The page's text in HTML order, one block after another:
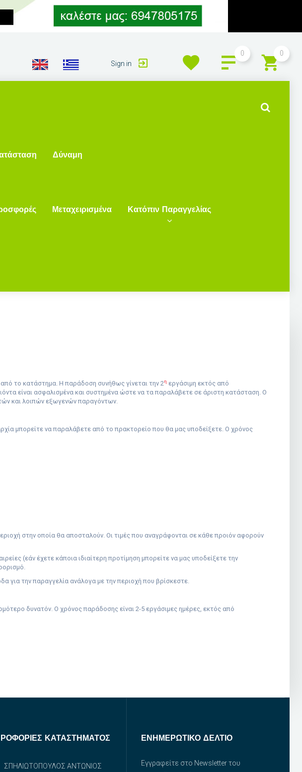
0
0
Sign in
Δύναμη
Μεταχειρισμένα Κατόπιν Παραγγελίας
από το κατάστημα. Η παράδοση συνήθως γίνεται την 2η εργάσιμη εκτός από
είναι ασφαλισμένα και συστημένα ώστε να τα παραλάβετε σε άριστη κατάσταση. Ο
και λοιπών εξωγενών παραγόντων.
μπορείτε να παραλάβετε από το πρακτορείο που θα μας υποδείξετε. Ο χρόνος
στην οποία θα αποσταλούν. Οι τιμές που αναγράφονται σε κάθε προιόν αφορούν
(εάν έχετε κάποια ιδιαίτερη προτίμηση μπορείτε να μας υποδείξετε την
για την παραγγελία ανάλογα με την περιοχή που βρίσκεστε.
δυνατόν. Ο χρόνος παράδοσης είναι 2-5 εργάσιμες ημέρες, εκτός από
ΚΑΤΑΣΤΉΜΑΤΟΣ
ΣΠΗΛΙΩΤΟΠΟΥΛΟΣ ΑΝΤΩΝΙΟΣ
ΕΝΗΜΕΡΩΤΙΚΌ ΔΕΛΤΊΟ
Εγγραφείτε στο Newsletter του